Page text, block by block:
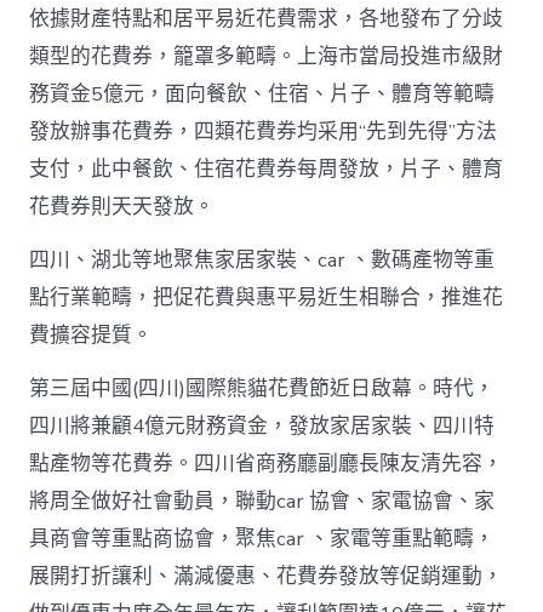
真
金
查
包
養
網
站
白
滅
花
費
_
中
國
網〉
中
依據財產特點和居平易近花費需求，各地發布了分歧
類型的花費券，籠罩多範疇。上海市當局投進市級財
務資金5億元，面向餐飲、住宿、片子、體育等範疇
發放辦事花費券，四類花費券均采用“先到先得”方法
支付，此中餐飲、住宿花費券每周發放，片子、體育
花費券則天天發放。
四川、湖北等地聚焦家居家裝、car 、數碼產物等重
點行業範疇，把促花費與惠平易近生相聯合，推進花
費擴容提質。
第三屆中國(四川)國際熊貓花費節近日啟幕。時代，
四川將兼顧4億元財務資金，發放家居家裝、四川特
點產物等花費券。四川省商務廳副廳長陳友清先容，
將周全做好社會動員，聯動car 協會、家電協會、家
具商會等重點商協會，聚焦car 、家電等重點範疇，
展開打折讓利、滿減優惠、花費券發放等促銷運動，